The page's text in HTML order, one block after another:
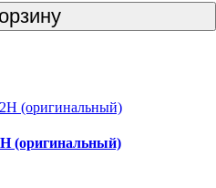
(оригинальный)